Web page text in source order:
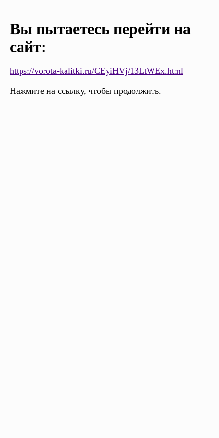
Вы пытаетесь перейти на
сайт:
https://vorota-kalitki.ru/CEyiHVj/13LtWEx.html
Нажмите на ссылку, чтобы продолжить.